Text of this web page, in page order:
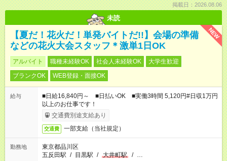
掲載日：2026.08.06
未読
NEW
【夏だ！花火だ！単発バイトだ!!】会場の準備
などの花火大会スタッフ＊激単1日OK
アルバイト 職種未経験OK 社会人未経験OK
大学生歓迎
ブランクOK
WEB登録・面接OK
給与
■日給16,840円～ ■日払いOK ■実働3時間 5,120円#日収1万円
以上のお仕事です！
交通費別途支給あり
交通費 一部支給（当社規定）
勤務地
東京都品川区
五反田駅 / 目黒駅 / 大井町駅 / …